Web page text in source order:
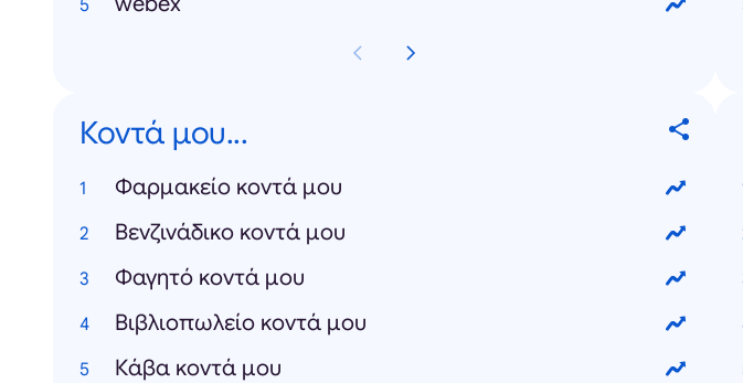
Κοντά μου...
Φαρμακείο κοντά μου
Βενζινάδικο κοντά μου
Φαγητό κοντά μου
Βιβλιοπωλείο κοντά μου
Κάβα κοντά μου